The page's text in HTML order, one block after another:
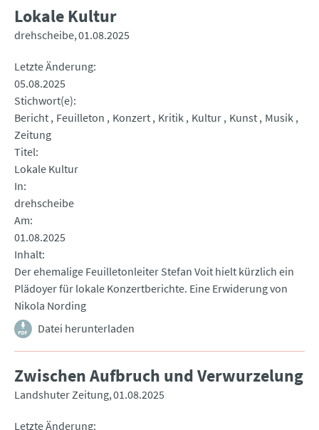
Lokale Kultur
drehscheibe 01.08.2025
Letzte Änderung
05.08.2025
Stichwort(e)
Bericht Feuilleton Konzert Kritik Kultur Kunst Musik
Zeitung
Titel
Lokale Kultur
In
drehscheibe
Am
01.08.2025
Inhalt
Der ehemalige Feuilletonleiter Stefan Voit hielt kürzlich ein
Plädoyer für lokale Konzertberichte. Eine Erwiderung von
Nikola Nording
Datei herunterladen
Zwischen Aufbruch und Verwurzelung
Landshuter Zeitung 01.08.2025
Letzte Änderung